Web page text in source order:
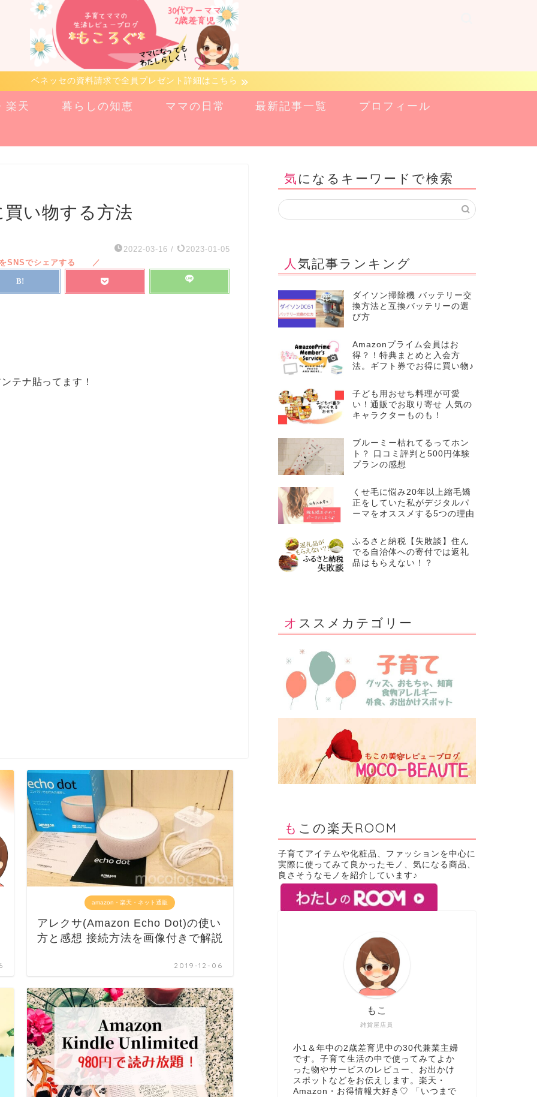
ベネッセの資料請求で全員プレゼント詳細はこちら
楽天 暮らしの知恵 ママの日常 最新記事一覧
プロフィール
い物する方法
2022-03-16 / 2023-01-05
テナ貼ってます！
amazon・楽天・ネット通販
アレクサ(Amazon Echo Dot)の使い
方と感想 接続方法を画像付きで解説
2019-12-06
気になるキーワードで検索
人気記事ランキング
ダイソン掃除機 バッテリー交
換方法と互換バッテリーの選
び方
Amazonプライム会員はお
得？！特典まとめと入会方
法。ギフト券でお得に買い物♪
子ども用おせち料理が可愛
い！通販でお取り寄せ 人気の
キャラクターものも！
ブルーミー枯れてるってホン
ト？ 口コミ評判と500円体験
プランの感想
くせ毛に悩み20年以上縮毛矯
正をしていた私がデジタルパ
ーマをオススメする5つの理由
ふるさと納税【失敗談】住ん
でる自治体への寄付では返礼
品はもらえない！？
オススメカテゴリー
もこの楽天ROOM
子育てアイテムや化粧品、ファッションを中心に
実際に使ってみて良かったモノ、気になる商品、
良さそうなモノを紹介しています♪
雑貨屋店員
もこ
小1＆年中の2歳差育児中の30代兼業主婦
です。子育て生活の中で使ってみてよか
った物やサービスのレビュー、お出かけ
スポットなどをお伝えします。楽天・
Amazon・お得情報大好き♡ 「いつまで